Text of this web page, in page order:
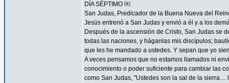
DÍA SÉPTIMO ￼
San Judas, Predicador de la Buena Nueva del
Jesús entrenó a San Judas y envió a él y a los
Después de la ascensión de Cristo, San Judas se
todas las naciones, y háganlas mis discípulos;
que les he mandado a ustedes. Y sepan que yo
A veces pensamos que no estamos llamados ni
conocimiento o poder suficiente para cambiar las
como San Judas, "Ustedes son la sal de la